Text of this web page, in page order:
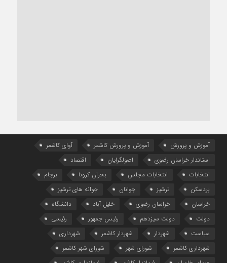
آموزش و پرورش آموزش و پرورش کاشمر
آوای کاشمر
استاندار خراسان رضوی
اصولگرایان
اقتصاد
انتخابات
انتخابات مجلس بحران کرونا
برجام
بردسکن
ترشیز جوانان
جوانه های ترشیز
خراسان
خراسان رضوی خلیل آباد
دانشگاه
دولت
دولت سیزدهم رئیس جمهور
رئیسی
سیاست
شهردار شهردار کاشمر
شهرداری
شهرداری کاشمر
شورای شهر
شورای شهر کاشمر